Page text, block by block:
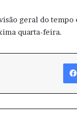
geral do
quarta-feira.